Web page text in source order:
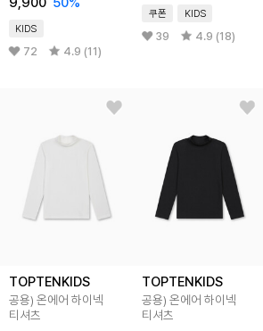
KIDS
72 4.9 (11)
쿠폰 KIDS
39 4.9 (18)
TOPTENKIDS
공용) 온에어 하이넥
티셔츠
TOPTENKIDS
공용) 온에어 하이넥
티셔츠